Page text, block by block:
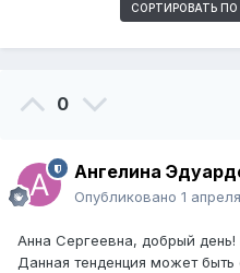
СОРТИРОВАТЬ
0
Ангелина
Опубликовано 1 апреля
Анна Сергеевна, добрый
Данная тенденция может